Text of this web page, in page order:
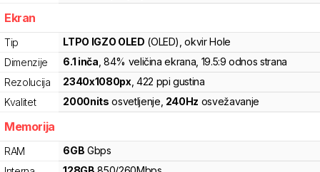
Ekran
Tip LTPO IGZO OLED (OLED) , okvir Hole
Dimenzije
6.1 inča , 84% veličina ekrana , 19.5:9 odnos strana
Rezolucija
2340x1080px, 422 ppi gustina
Kvalitet
2000nits osvetljenje 240Hz osvežavanje
Memorija
RAM 6GB Gbps